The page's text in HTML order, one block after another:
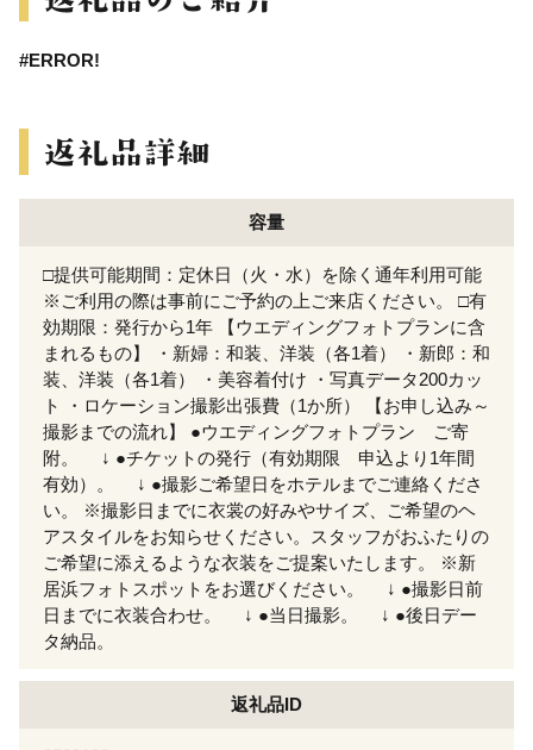
#ERROR!
容量
□提供可能期間：定休日（火・水）を除く通年利用可能
※ご利用の際は事前にご予約の上ご来店ください。 □有
効期限：発行から1年 【ウエディングフォトプランに含
まれるもの】 ・新婦：和装、洋装（各1着） ・新郎：和
装、洋装（各1着） ・美容着付け ・写真データ200カッ
ト ・ロケーション撮影出張費（1か所） 【お申し込み～
撮影までの流れ】 ●ウエディングフォトプラン ご寄
附。 ↓ ●チケットの発行（有効期限 申込より1年間
有効）。 ↓ ●撮影ご希望日をホテルまでご連絡くださ
い。 ※撮影日までに衣裳の好みやサイズ、ご希望のヘ
アスタイルをお知らせください。スタッフがおふたりの
ご希望に添えるような衣装をご提案いたします。 ※新
居浜フォトスポットをお選びください。 ↓ ●撮影日前
日までに衣装合わせ。 ↓ ●当日撮影。 ↓ ●後日デー
タ納品。
返礼品ID